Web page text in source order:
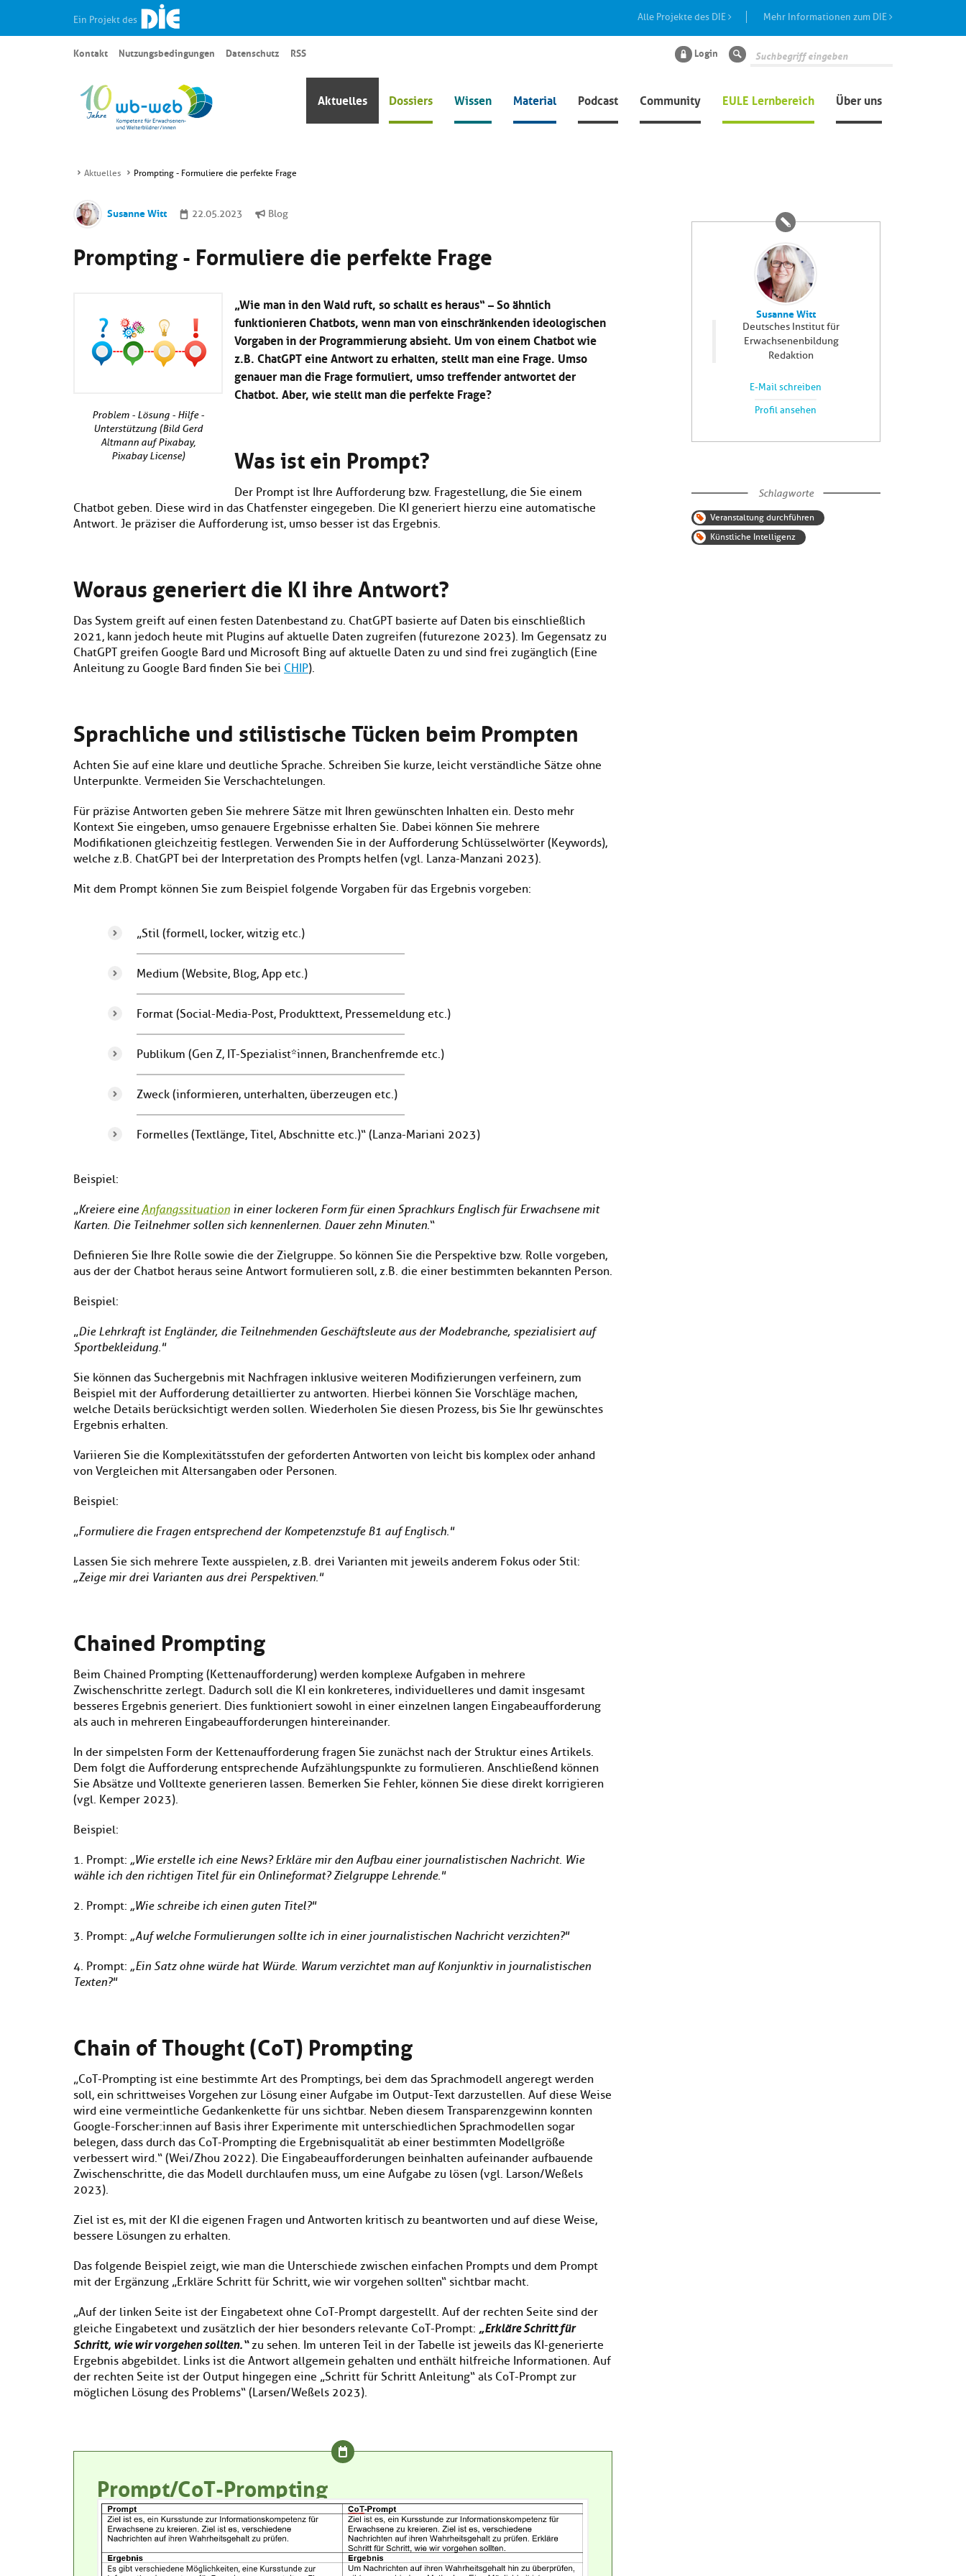
Ein Projekt des Alle Projekte des DIE Mehr Informationen zum DIE
Aktuelles Dossiers Wissen Material Podcast Community EULE Lernbereich Über uns
Kontakt Nutzungsbedingungen Datenschutz RSS Login Suche
Aktuelles Prompting - Formuliere die perfekte Frage
Susanne Witt 22.05.2023 Blog
Prompting - Formuliere die perfekte Frage
Problem - Lösung - Hilfe -
Unterstützung (Bild Gerd
Altmann auf Pixabay,
Pixabay License)
„Wie man in den Wald ruft, so schallt es heraus“ – So ähnlich
funktionieren Chatbots, wenn man von einschränkenden ideologischen
Vorgaben in der Programmierung absieht. Um von einem Chatbot wie
z.B. ChatGPT eine Antwort zu erhalten, stellt man eine Frage. Umso
genauer man die Frage formuliert, umso treffender antwortet der
Chatbot. Aber, wie stellt man die perfekte Frage?
Was ist ein Prompt?
Der Prompt ist Ihre Aufforderung bzw. Fragestellung, die Sie einem
Chatbot geben. Diese wird in das Chatfenster eingegeben. Die KI generiert hierzu eine automatische
Antwort. Je präziser die Aufforderung ist, umso besser ist das Ergebnis.
Woraus generiert die KI ihre Antwort?
Das System greift auf einen festen Datenbestand zu. ChatGPT basierte auf Daten bis einschließlich
2021, kann jedoch heute mit Plugins auf aktuelle Daten zugreifen (futurezone 2023). Im Gegensatz zu
ChatGPT greifen Google Bard und Microsoft Bing auf aktuelle Daten zu und sind frei zugänglich (Eine
Anleitung zu Google Bard finden Sie bei CHIP).
Sprachliche und stilistische Tücken beim Prompten
Achten Sie auf eine klare und deutliche Sprache. Schreiben Sie kurze, leicht verständliche Sätze ohne
Unterpunkte. Vermeiden Sie Verschachtelungen.
Für präzise Antworten geben Sie mehrere Sätze mit Ihren gewünschten Inhalten ein. Desto mehr
Kontext Sie eingeben, umso genauere Ergebnisse erhalten Sie. Dabei können Sie mehrere
Modifikationen gleichzeitig festlegen. Verwenden Sie in der Aufforderung Schlüsselwörter (Keywords),
welche z.B. ChatGPT bei der Interpretation des Prompts helfen (vgl. Lanza-Manzani 2023).
Mit dem Prompt können Sie zum Beispiel folgende Vorgaben für das Ergebnis vorgeben:
„Stil (formell, locker, witzig etc.)
Medium (Website, Blog, App etc.)
Format (Social-Media-Post, Produkttext, Pressemeldung etc.)
Publikum (Gen Z, IT-Spezialist*innen, Branchenfremde etc.)
Zweck (informieren, unterhalten, überzeugen etc.)
Formelles (Textlänge, Titel, Abschnitte etc.)“ (Lanza-Mariani 2023)
Beispiel:
„Kreiere eineAnfangssituation in einer lockeren Form für einen Sprachkurs Englisch für Erwachsene mit
Karten. Die Teilnehmer sollen sich kennenlernen. Dauer zehn Minuten.“
Definieren Sie Ihre Rolle sowie die der Zielgruppe. So können Sie die Perspektive bzw. Rolle vorgeben,
aus der der Chatbot heraus seine Antwort formulieren soll, z.B. die einer bestimmten bekannten Person.
Beispiel:
„Die Lehrkraft ist Engländer, die Teilnehmenden Geschäftsleute aus der Modebranche, spezialisiert auf
Sportbekleidung."
Sie können das Suchergebnis mit Nachfragen inklusive weiteren Modifizierungen verfeinern, zum
Beispiel mit der Aufforderung detaillierter zu antworten. Hierbei können Sie Vorschläge machen,
welche Details berücksichtigt werden sollen. Wiederholen Sie diesen Prozess, bis Sie Ihr gewünschtes
Ergebnis erhalten.
Variieren Sie die Komplexitätsstufen der geforderten Antworten von leicht bis komplex oder anhand
von Vergleichen mit Altersangaben oder Personen.
Beispiel:
„Formuliere die Fragen entsprechend der Kompetenzstufe B1 auf Englisch."
Lassen Sie sich mehrere Texte ausspielen, z.B. drei Varianten mit jeweils anderem Fokus oder Stil:
„Zeige mir drei Varianten aus drei Perspektiven."
Chained Prompting
Beim Chained Prompting (Kettenaufforderung) werden komplexe Aufgaben in mehrere
Zwischenschritte zerlegt. Dadurch soll die KI ein konkreteres, individuelleres und damit insgesamt
besseres Ergebnis generiert. Dies funktioniert sowohl in einer einzelnen langen Eingabeaufforderung
als auch in mehreren Eingabeaufforderungen hintereinander.
In der simpelsten Form der Kettenaufforderung fragen Sie zunächst nach der Struktur eines Artikels.
Dem folgt die Aufforderung entsprechende Aufzählungspunkte zu formulieren. Anschließend können
Sie Absätze und Volltexte generieren lassen. Bemerken Sie Fehler, können Sie diese direkt korrigieren
(vgl. Kemper 2023).
Beispiel:
1. Prompt: „Wie erstelle ich eine News? Erkläre mir den Aufbau einer journalistischen Nachricht. Wie
wähle ich den richtigen Titel für ein Onlineformat? Zielgruppe Lehrende."
2. Prompt: „Wie schreibe ich einen guten Titel?"
3. Prompt: „Auf welche Formulierungen sollte ich in einer journalistischen Nachricht verzichten?"
4. Prompt: „Ein Satz ohne würde hat Würde. Warum verzichtet man auf Konjunktiv in journalistischen
Texten?"
Chain of Thought (CoT) Prompting
„CoT-Prompting ist eine bestimmte Art des Promptings, bei dem das Sprachmodell angeregt werden
soll, ein schrittweises Vorgehen zur Lösung einer Aufgabe im Output-Text darzustellen. Auf diese Weise
wird eine vermeintliche Gedankenkette für uns sichtbar. Neben diesem Transparenzgewinn konnten
Google-Forscher:innen auf Basis ihrer Experimente mit unterschiedlichen Sprachmodellen sogar
belegen, dass durch das CoT-Prompting die Ergebnisqualität ab einer bestimmten Modellgröße
verbessert wird.“ (Wei/Zhou 2022). Die Eingabeaufforderungen beinhalten aufeinander aufbauende
Zwischenschritte, die das Modell durchlaufen muss, um eine Aufgabe zu lösen (vgl. Larson/Weßels
2023).
Ziel ist es, mit der KI die eigenen Fragen und Antworten kritisch zu beantworten und auf diese Weise,
bessere Lösungen zu erhalten.
Das folgende Beispiel zeigt, wie man die Unterschiede zwischen einfachen Prompts und dem Prompt
mit der Ergänzung „Erkläre Schritt für Schritt, wie wir vorgehen sollten“ sichtbar macht.
„Auf der linken Seite ist der Eingabetext ohne CoT-Prompt dargestellt. Auf der rechten Seite sind der
gleiche Eingabetext und zusätzlich der hier besonders relevante CoT-Prompt: „Erkläre Schritt für
Schritt, wie wir vorgehen sollten.“zu sehen. Im unteren Teil in der Tabelle ist jeweils das KI-generierte
Ergebnis abgebildet. Links ist die Antwort allgemein gehalten und enthält hilfreiche Informationen. Auf
der rechten Seite ist der Output hingegen eine „Schritt für Schritt Anleitung“ als CoT-Prompt zur
möglichen Lösung des Problems“ (Larsen/Weßels 2023).
Prompt/CoT-Prompting
Susanne Witt
Deutsches Institut für
Erwachsenenbildung
Redaktion
E-Mail schreiben
Profil ansehen
Schlagworte
Veranstaltung durchführen
Künstliche Intelligenz